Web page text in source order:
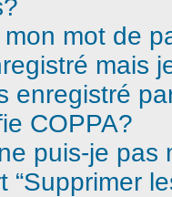
mon mot de
mais
enregistré
COPPA?
puis-je pas
“Supprimer